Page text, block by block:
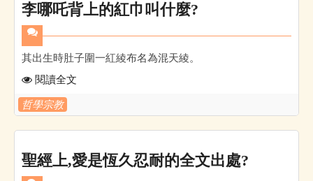
李哪吒背上的紅巾叫什麼?
其出生時肚子圍一紅綾布名為混天綾。
閱讀全文
哲學宗教
聖經上,愛是恆久忍耐的全文出處?